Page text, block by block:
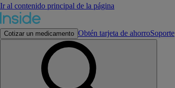
Ir al contenido principal de la página
Cotizar un medicamento Obtén tarjeta de ahorroSoporte